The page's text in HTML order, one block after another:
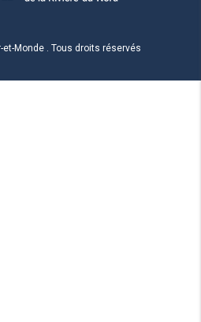
et-Monde . Tous droits réservés